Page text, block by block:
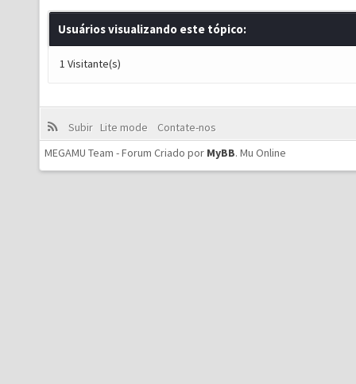
Usuários visualizando este tópico:
1 Visitante(s)
Subir Lite mode
Contate-nos
MEGAMU Team - Forum Criado por MyBB. Mu Online